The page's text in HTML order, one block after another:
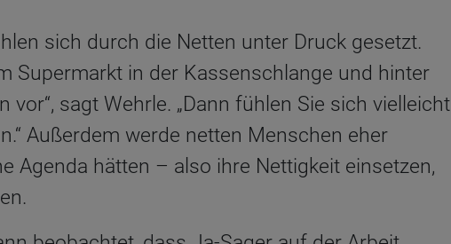
sich durch die Netten unter Druck gesetzt.
Supermarkt in der Kassenschlange und hinter
vor“, sagt Wehrle. „Dann fühlen Sie sich vielleicht
Außerdem werde netten Menschen eher
Agenda hätten – also ihre Nettigkeit einsetzen,